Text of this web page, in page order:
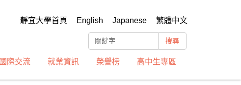
搜尋
靜宜大學首頁 English Japanese 繁體中文
國際交流 就業資訊 榮譽榜 高中生專區